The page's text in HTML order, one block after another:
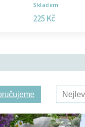
Skladem
225 Kč